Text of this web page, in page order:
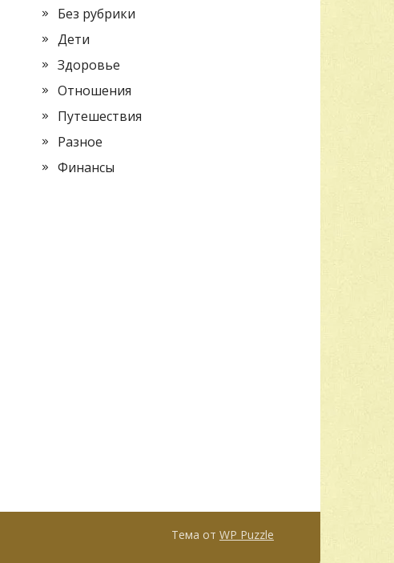
Без рубрики
Дети
Здоровье
Отношения
Путешествия
Разное
Финансы
Тема от WP Puzzle